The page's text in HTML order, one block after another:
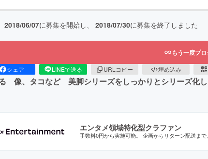
2018/06/07に募集を開始し、 2018/07/30に募集を終了しました
もう一度プ
シェア LINEで送る URLコピー 埋め込み
像、タコなど 美脚シリーズをしっかりとシリーズ化し
エンタメ領域特化型クラファン
手数料0円から実施可能。 企画からリターン配送ま